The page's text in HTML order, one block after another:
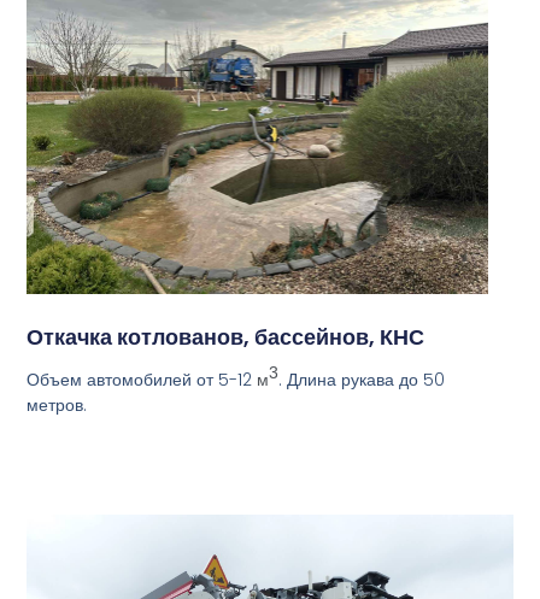
Откачка котлованов, бассейнов, КНС
Объем автомобилей от 5-12 м3. Длина рукава до 50
метров.